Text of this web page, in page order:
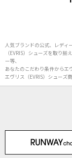
人気ブランドの公式、レディ
（EVRIS）シューズを取り
ー等、
あなたのこだわり条件からエ
エヴリス（EVRIS）シューズ